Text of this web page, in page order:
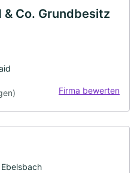
& Co. Grundbesitz
Firma bewerten